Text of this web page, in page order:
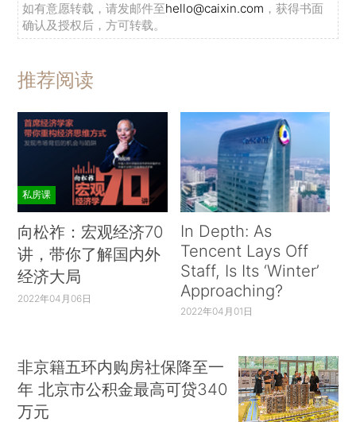
如有意愿转载，请发邮件至hello@caixin.com ，获得书面
确认及授权后，方可转载。
推荐阅读
私房课
向松祚：宏观经济70
讲，带你了解国内外
经济大局
2022年04月06日
In Depth: As
Tencent Lays Off
Staff, Is Its ‘Winter’
Approaching?
2022年04月01日
非京籍五环内购房社保降至一
年 北京市公积金最高可贷340
万元